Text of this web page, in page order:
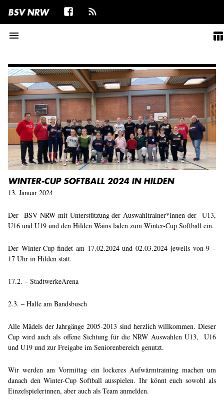
BSV NRW
menu
table_chart
WINTER-CUP SOFTBALL 2024 IN HILDEN
13. Januar 2024
Der BSV NRW mit Unterstützung der Auswahltrainer*innen der U13,
U16 und U19 und den Hilden Wains laden zum Winter-Cup Softball ein.
Der Winter-Cup findet am 17.02.2024 und 02.03.2024 jeweils von 9 –
17 Uhr in Hilden statt.
17.2. – StadtwerkeArena
2.3. – Halle am Bandsbusch
Alle Mädels der Jahrgänge 2005-2013 sind herzlich willkommen. Dieser
Cup wird auch als offene Sichtung für die NRW Auswahlen U13, U16
und U19 und zur Freigabe im Seniorenbereich genutzt.
Wir werden am Vormittag ein lockeres Aufwärmtraining machen um
danach den Winter-Cup Softball ausspielen. Ihr könnt euch sowohl als
Einzelspielerinnen, aber auch als Team anmelden.